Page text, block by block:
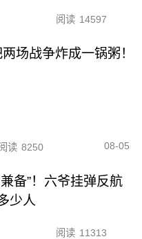
阅读 14597
场战争炸成一锅粥！
读 8250 08-05
备”！六爷挂弹反航
少人
阅读 11313